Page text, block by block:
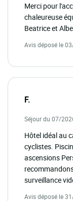
Merci pour
chaleureuse
Beatrice et
Avis déposé le
F.
Séjour du 07/
Hôtel idéal au
cyclistes.
ascensions
surveillance
Avis déposé le